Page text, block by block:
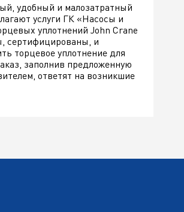
удобный и малозатратный
услуги ГК «Насосы и
уплотнений John Crane
сертифицированы, и
торцевое уплотнение для
заполнив предложенную
ответят на возникшие